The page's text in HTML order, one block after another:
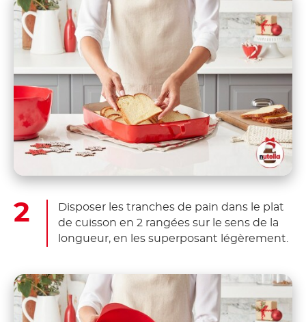
Disposer les tranches de pain dans le plat
de cuisson en 2 rangées sur le sens de la
longueur, en les superposant légèrement.